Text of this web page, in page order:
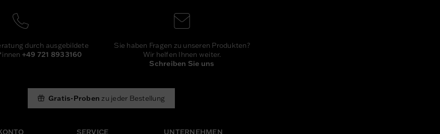
durch ausgebildete
+49 721 8933160
Sie haben Fragen zu unseren Produkten?
Wir helfen Ihnen weiter.
Schreiben Sie uns
Gratis-Proben zu jeder Bestellung
SERVICE UNTERNEHMEN